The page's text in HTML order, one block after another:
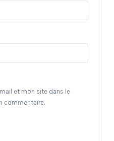
et mon site dans le
commentaire.